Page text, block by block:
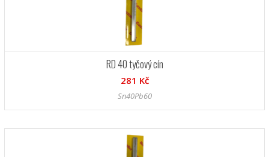
RD 40 tyčový cín
281 Kč
Sn40Pb60